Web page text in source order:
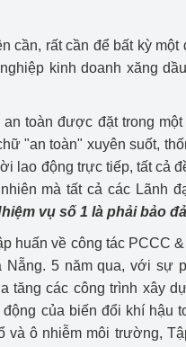
Thông báo
Bảo vệ môi trường
Bảo vệ nền tảng
Doanh nghiệp -
Xúc tiến thương
Thị trường nước
Thị trường trong
Ngành Công
Đại hội XIV của
cần, rất cần để bất kỳ
kinh doanh xăng
toàn được đặt trong
"an toàn" xuyên suốt,
lao động trực tiếp, tất cả
mà tất cả các Lãnh
vụ số 1 là phải bảo
huấn về công tác PCCC
5 năm qua, với sự
tăng các công trình xây
của biến đổi khí hậu
và ô nhiễm môi trường,